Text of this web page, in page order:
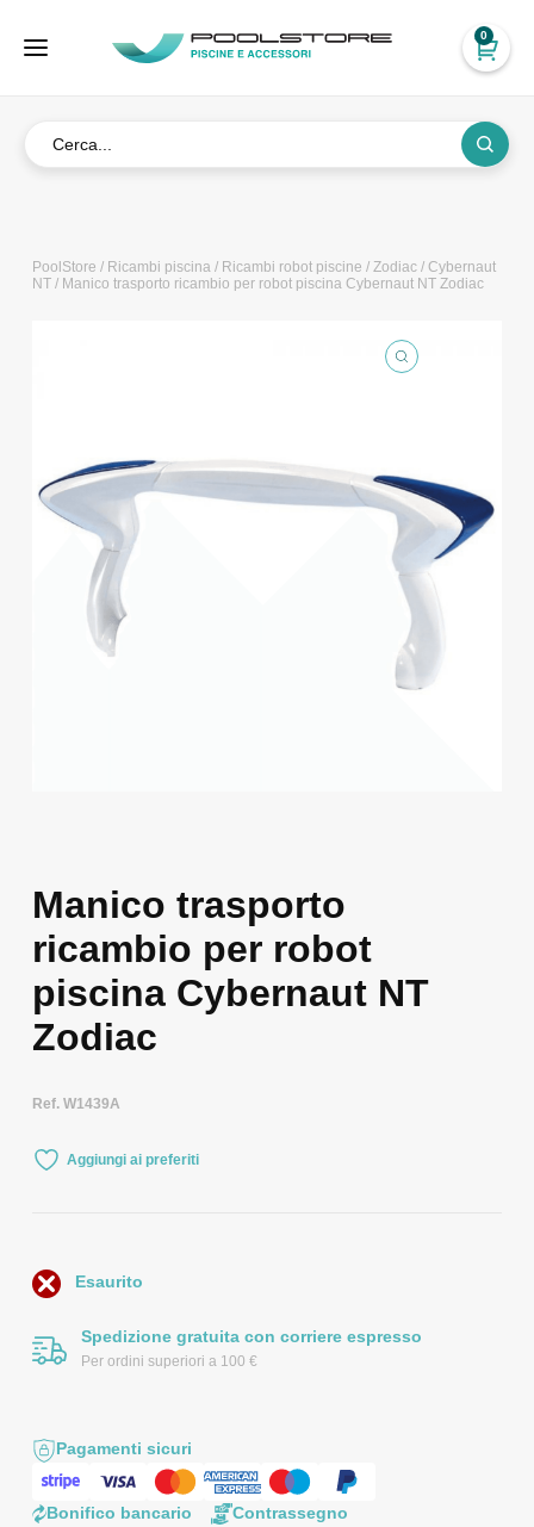
0
PoolStore / Ricambi piscina/ Ricambi robot piscine / Zodiac/ Cybernaut
NT/ Manico trasporto ricambio per robot piscina Cybernaut NT Zodiac
Manico trasporto
ricambio per robot
piscina Cybernaut NT
Zodiac
Ref. W1439A
Aggiungi ai preferiti
Esaurito
Spedizione gratuita con corriere espresso
Per ordini superiori a 100 €
Pagamenti sicuri
Bonifico bancario Contrassegno